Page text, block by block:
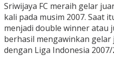
Sriwijaya FC meraih gelar
kali pada musim 2007. Saat
menjadi double winner atau
berhasil mengawinkan gelar
dengan Liga Indonesia 2007/